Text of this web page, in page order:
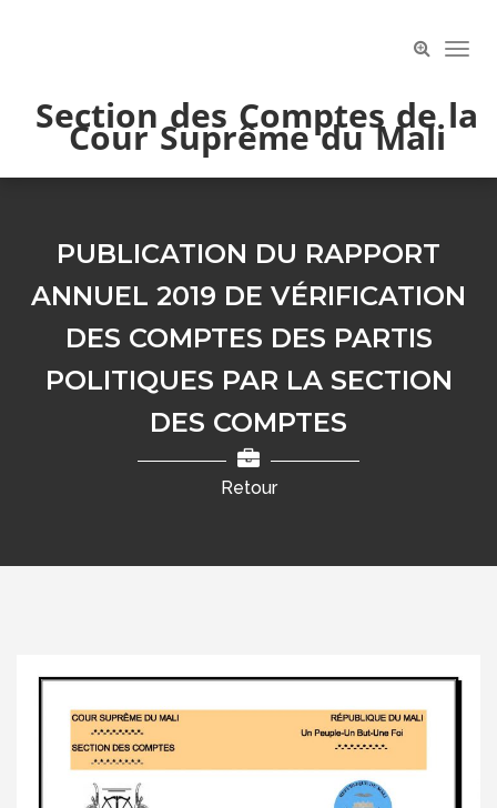
Section des Comptes de la
Cour Suprême du Mali
PUBLICATION DU RAPPORT
ANNUEL 2019 DE VÉRIFICATION
DES COMPTES DES PARTIS
POLITIQUES PAR LA SECTION
DES COMPTES
Retour